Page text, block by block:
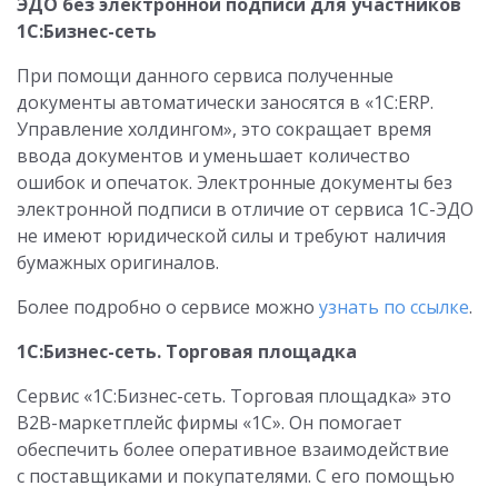
1С:Бизнес-сеть
При помощи данного сервиса полученные
документы автоматически заносятся в «1С:ERP.
Управление холдингом», это сокращает время
ввода документов и уменьшает количество
ошибок и опечаток. Электронные документы без
электронной подписи в отличие от сервиса 1С-ЭДО
не имеют юридической силы и требуют наличия
бумажных оригиналов.
Более подробно о сервисе можно узнать по ссылке.
1С:Бизнес-сеть. Торговая площадка
Сервис «1С:Бизнес-сеть. Торговая площадка» это
B2B-маркетплейс фирмы «1С». Он помогает
обеспечить более оперативное взаимодействие
с поставщиками и покупателями. С его помощью